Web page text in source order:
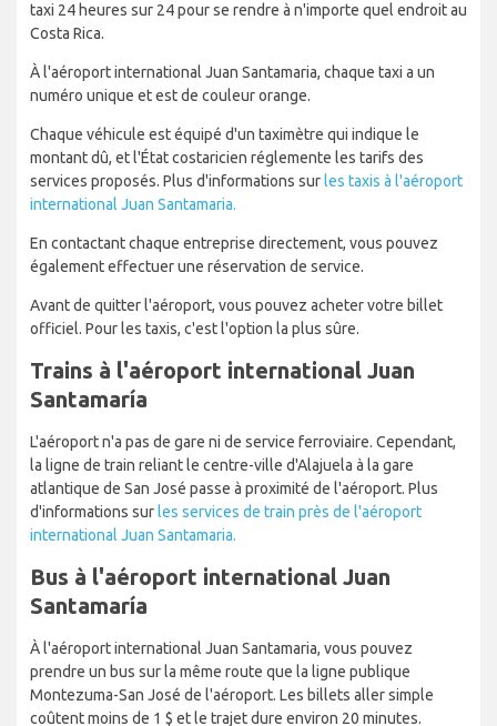
taxi 24 heures sur 24 pour se rendre à n'importe quel endroit au
Costa Rica.
À l'aéroport international Juan Santamaria, chaque taxi a un
numéro unique et est de couleur orange.
Chaque véhicule est équipé d'un taximètre qui indique le
montant dû, et l'État costaricien réglemente les tarifs des
services proposés. Plus d'informations surles taxis à l'aéroport
international Juan Santamaria.
En contactant chaque entreprise directement, vous pouvez
également effectuer une réservation de service.
Avant de quitter l'aéroport, vous pouvez acheter votre billet
officiel. Pour les taxis, c'est l'option la plus sûre.
Trains à l'aéroport international Juan
Santamaría
L'aéroport n'a pas de gare ni de service ferroviaire. Cependant,
la ligne de train reliant le centre-ville d'Alajuela à la gare
atlantique de San José passe à proximité de l'aéroport. Plus
d'informations surles services de train près de l'aéroport
international Juan Santamaria.
Bus à l'aéroport international Juan
Santamaría
À l'aéroport international Juan Santamaria, vous pouvez
prendre un bus sur la même route que la ligne publique
Montezuma-San José de l'aéroport. Les billets aller simple
coûtent moins de 1 $ et le trajet dure environ 20 minutes.